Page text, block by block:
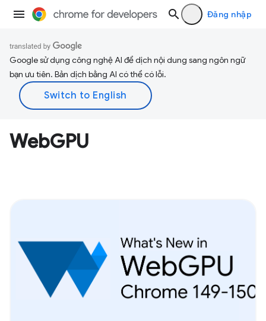
Đăng nhập
Google sử dụng công nghệ AI để dịch nội dung sang ngôn ngữ
bạn ưu tiên. Bản dịch bằng AI có thể có lỗi.
WebGPU